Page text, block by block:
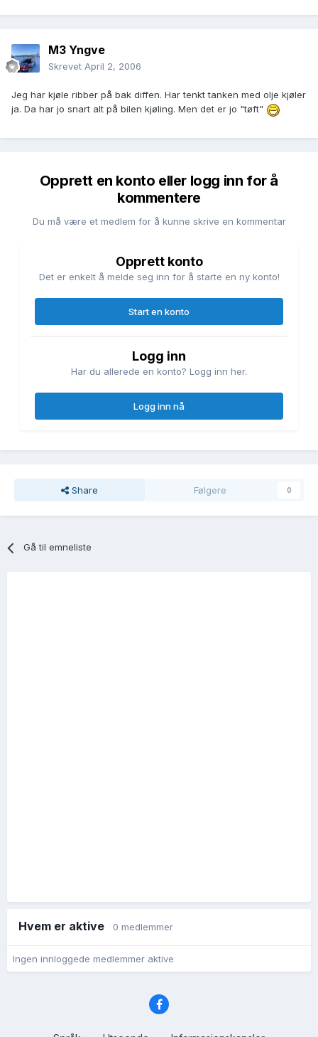
M3 Yngve
Skrevet April 2, 2006
Jeg har kjøle ribber på bak diffen. Har tenkt tanken med olje kjøler
ja. Da har jo snart alt på bilen kjøling. Men det er jo "tøft"
Opprett en konto eller logg inn for å
kommentere
Du må være et medlem for å kunne skrive en kommentar
Opprett konto
Det er enkelt å melde seg inn for å starte en ny konto!
Start en konto
Logg inn
Har du allerede en konto? Logg inn her.
Logg inn nå
Share Følgere 0
Gå til emneliste
Hvem er aktive 0 medlemmer
Ingen innloggede medlemmer aktive